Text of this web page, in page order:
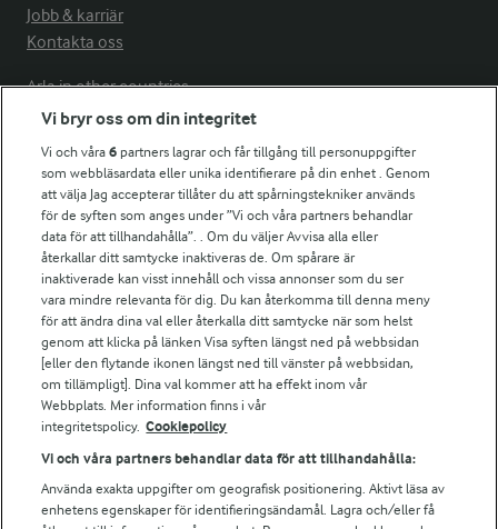
Jobb & karriär
Kontakta oss
Arla in other countries
Fler Arlasajter
För ägare
Arlas kundportal
Arla.com
Falbygdens Ost
Arla webbshop
Bildbank
Följ oss
Vi bryr oss om din integritet
Vi och våra6 partners lagrar och får tillgång till personuppgifter
som webbläsardata eller unika identifierare på din enhet . Genom
att välja Jag accepterar tillåter du att spårningstekniker används
för de syften som anges under ”Vi och våra partners behandlar
data för att tillhandahålla”. . Om du väljer Avvisa alla eller
återkallar ditt samtycke inaktiveras de. Om spårare är
inaktiverade kan visst innehåll och vissa annonser som du ser
vara mindre relevanta för dig. Du kan återkomma till denna meny
för att ändra dina val eller återkalla ditt samtycke när som helst
genom att klicka på länken Visa syften längst ned på webbsidan
[eller den flytande ikonen längst ned till vänster på webbsidan,
om tillämpligt]. Dina val kommer att ha effekt inom vår
Webbplats. Mer information finns i vår
integritetspolicy. Cookiepolicy
Vi och våra partners behandlar data för att tillhandahålla:
Använda exakta uppgifter om geografisk positionering. Aktivt läsa av
enhetens egenskaper för identifieringsändamål. Lagra och/eller få